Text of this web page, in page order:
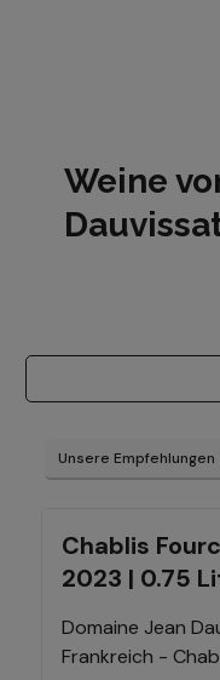
Weine
Chablis
2023 | 0.75
Domaine Jean
Frankreich -